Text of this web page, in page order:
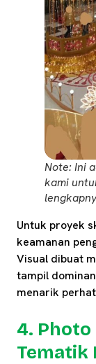
Note: Ini
kami
Untuk proyek
keamanan
Visual dibuat
tampil
menarik
4.
Tematik